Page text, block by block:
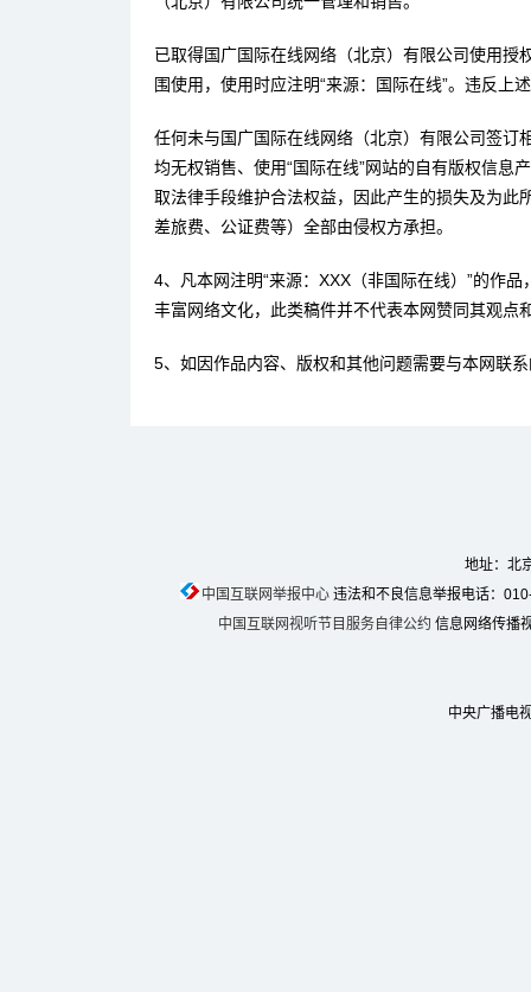
已取得国广国际在线网络（北京）有限公司使用
围使用，使用时应注明“来源：国际在线”。违反上
任何未与国广国际在线网络（北京）有限公司签订
均无权销售、使用“国际在线”网站的自有版权信息
取法律手段维护合法权益，因此产生的损失及为此
差旅费、公证费等）全部由侵权方承担。
4、凡本网注明“来源：XXX（非国际在线）”的作
丰富网络文化，此类稿件并不代表本网赞同其观点
5、如因作品内容、版权和其他问题需要与本网联
地址：北
中国互联网举报中心违法和不良信息举报电话：
中国互联网视听节目服务自律公约 信息网络传播
中央广播电